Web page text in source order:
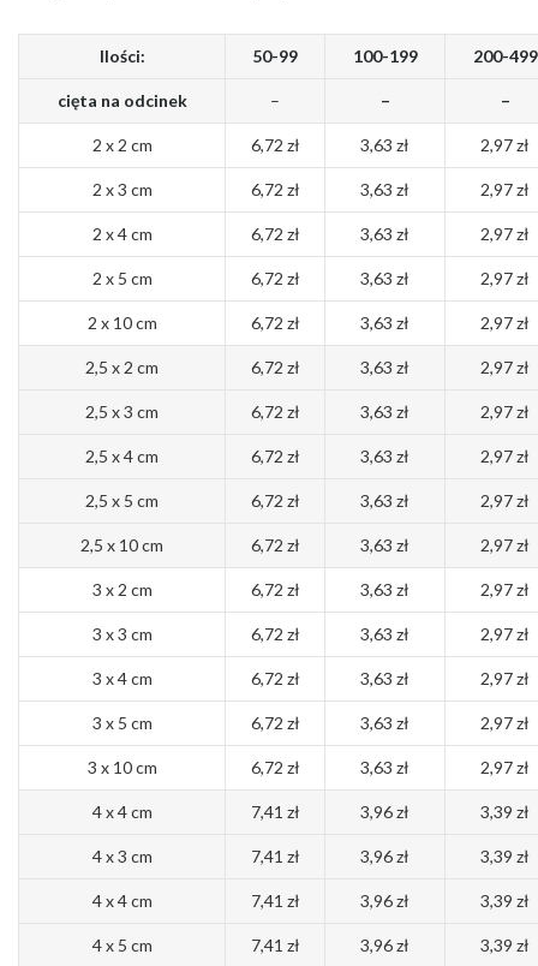
Ilości: 50-99 100-199 200-499
cięta na odcinek – – –
2 x 2 cm 6,72 zł 3,63 zł 2,97 zł
2 x 3 cm 6,72 zł 3,63 zł 2,97 zł
2 x 4 cm 6,72 zł 3,63 zł 2,97 zł
2 x 5 cm 6,72 zł 3,63 zł 2,97 zł
2 x 10 cm 6,72 zł 3,63 zł 2,97 zł
2,5 x 2 cm 6,72 zł 3,63 zł 2,97 zł
2,5 x 3 cm 6,72 zł 3,63 zł 2,97 zł
2,5 x 4 cm 6,72 zł 3,63 zł 2,97 zł
2,5 x 5 cm 6,72 zł 3,63 zł 2,97 zł
2,5 x 10 cm 6,72 zł 3,63 zł 2,97 zł
3 x 2 cm 6,72 zł 3,63 zł 2,97 zł
3 x 3 cm 6,72 zł 3,63 zł 2,97 zł
3 x 4 cm 6,72 zł 3,63 zł 2,97 zł
3 x 5 cm 6,72 zł 3,63 zł 2,97 zł
3 x 10 cm 6,72 zł 3,63 zł 2,97 zł
4 x 4 cm 7,41 zł 3,96 zł 3,39 zł
4 x 3 cm 7,41 zł 3,96 zł 3,39 zł
4 x 4 cm 7,41 zł 3,96 zł 3,39 zł
4 x 5 cm 7,41 zł 3,96 zł 3,39 zł